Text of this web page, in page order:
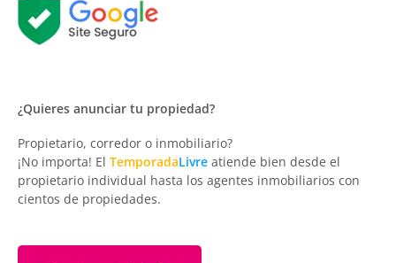
¿Quieres anunciar tu propiedad?
Propietario, corredor o inmobiliario?
¡No importa! El TemporadaLivre atiende bien desde el
propietario individual hasta los agentes inmobiliarios con
cientos de propiedades.